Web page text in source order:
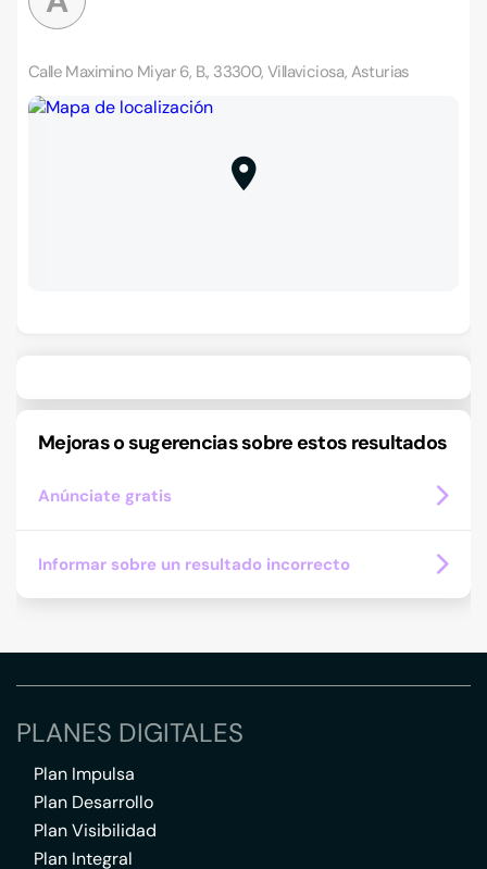
Calle Maximino Miyar 6, B., 33300, Villaviciosa, Asturias
Mejoras o sugerencias sobre estos resultados
Anúnciate gratis
Informar sobre un resultado incorrecto
PLANES DIGITALES
Plan Impulsa
Plan Desarrollo
Plan Visibilidad
Plan Integral